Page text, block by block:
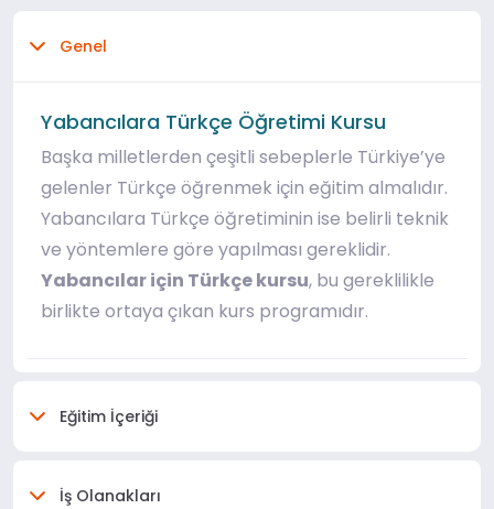
Genel
Yabancılara Türkçe Öğretimi Kursu
Başka milletlerden çeşitli sebeplerle Türkiye’ye
gelenler Türkçe öğrenmek için eğitim almalıdır.
Yabancılara Türkçe öğretiminin ise belirli teknik
ve yöntemlere göre yapılması gereklidir.
Yabancılar için Türkçe kursu, bu gereklilikle
birlikte ortaya çıkan kurs programıdır.
Eğitim İçeriği
İş Olanakları